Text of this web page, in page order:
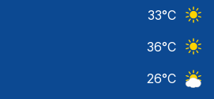
33°C
36°C
26°C